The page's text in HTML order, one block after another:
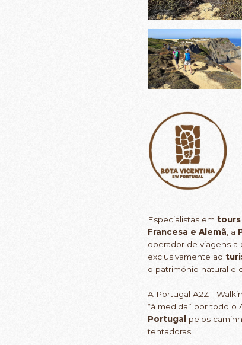
Especialistas emtours
Francesa e Alemã, a
operador de viagens
exclusivamente ao
o património natural e
A Portugal A2Z -
“à medida” por todo o
Portugal
pelos
tentadoras.